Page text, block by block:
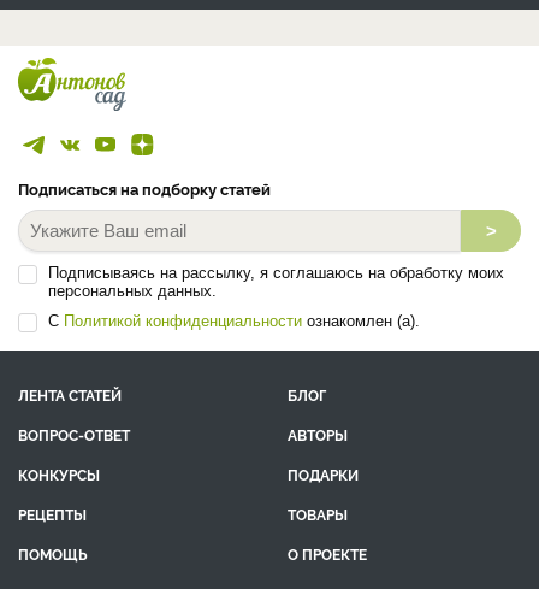
Подписаться на подборку статей
>
Подписываясь на рассылку, я соглашаюсь на обработку моих
персональных данных.
С Политикой конфиденциальности ознакомлен (а).
ЛЕНТА СТАТЕЙ
БЛОГ
ВОПРОС-ОТВЕТ
АВТОРЫ
КОНКУРСЫ
ПОДАРКИ
РЕЦЕПТЫ
ТОВАРЫ
ПОМОЩЬ
О ПРОЕКТЕ